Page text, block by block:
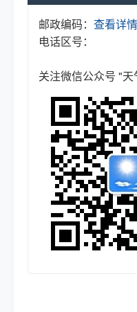
邮政编码：
电话区号：
查看详情
关注微信公众号 "